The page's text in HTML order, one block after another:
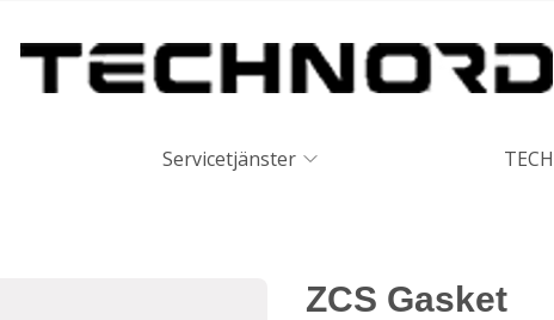
Servicetjänster
ZCS Gasket